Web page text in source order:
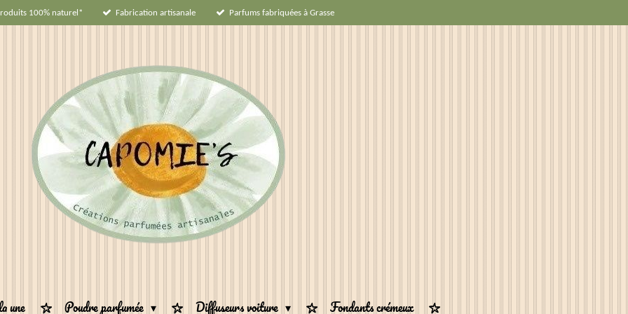
100% naturel* Fabrication artisanale Parfums fabriquées à Grasse
une Poudre parfumée Diffuseurs voiture
Fondants crémeux